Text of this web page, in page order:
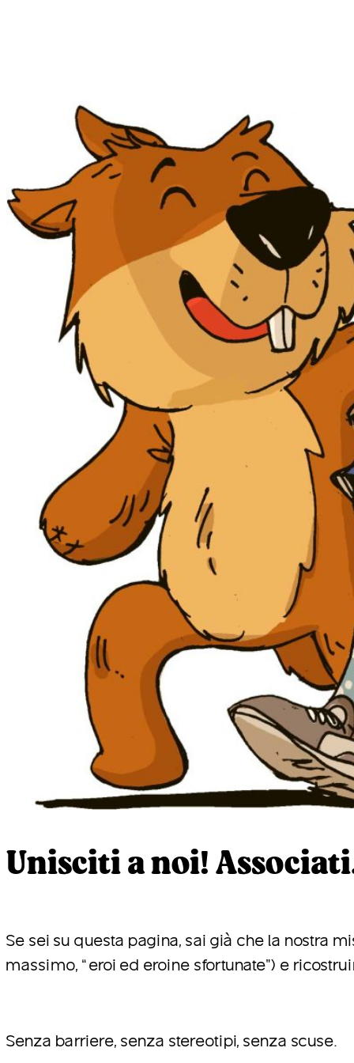
Unisciti a noi!
Se sei su questa pagina, sai già che la nostra
massimo, “eroi ed eroine sfortunate”) e
Senza barriere, senza stereotipi, senza scuse.